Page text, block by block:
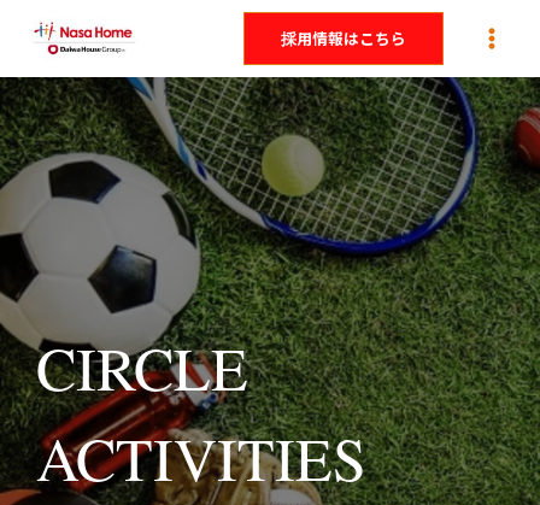
を
ス
キ
ッ
採用情報はこちら
CIRCLE
ACTIVITIES